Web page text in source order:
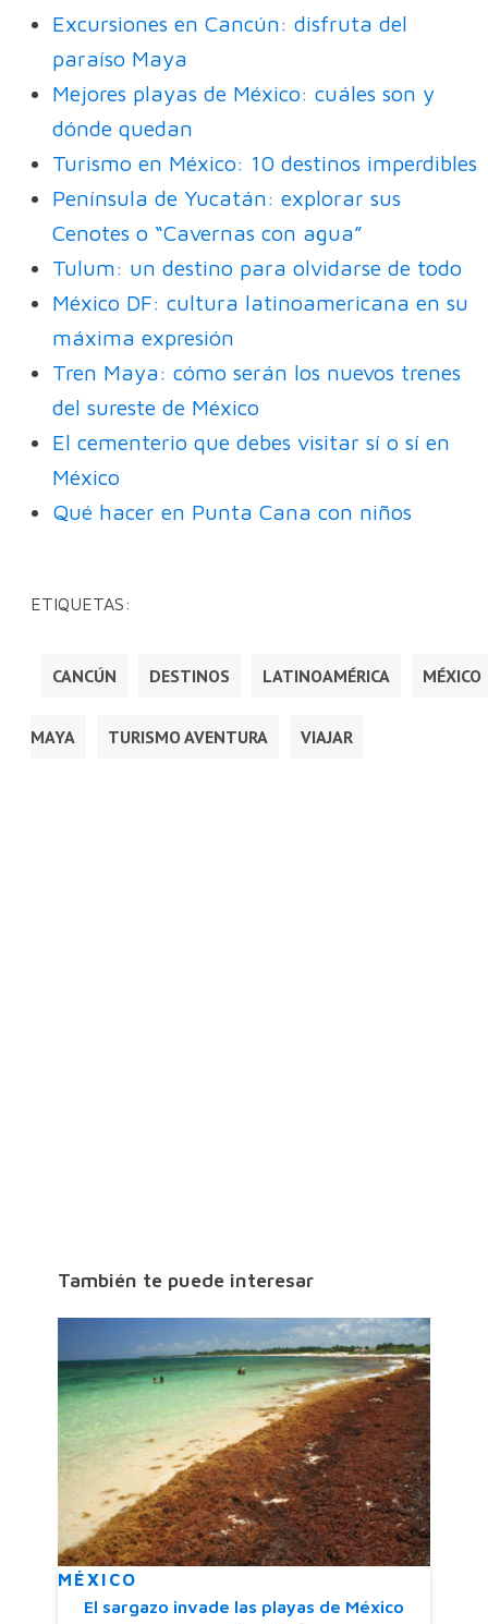
Excursiones en Cancún: disfruta del
paraíso Maya
Mejores playas de México: cuáles son y
dónde quedan
Turismo en México: 10 destinos imperdibles
Península de Yucatán: explorar sus
Cenotes o “Cavernas con agua”
Tulum: un destino para olvidarse de todo
México DF: cultura latinoamericana en su
máxima expresión
Tren Maya: cómo serán los nuevos trenes
del sureste de México
El cementerio que debes visitar sí o sí en
México
Qué hacer en Punta Cana con niños
ETIQUETAS:
CANCÚN DESTINOS LATINOAMÉRICA MÉXICO
MAYA TURISMO AVENTURA VIAJAR
También te puede interesar
MÉXICO
El sargazo invade las playas de México